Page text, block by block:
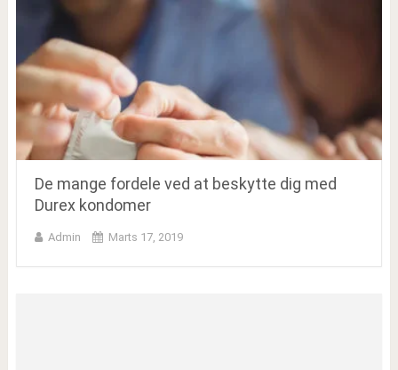
De mange fordele ved at beskytte dig med
Durex kondomer
Admin Marts 17, 2019